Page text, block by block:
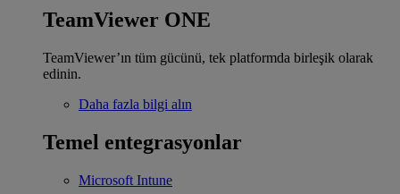
TeamViewer ONE
TeamViewer’ın tüm gücünü, tek platformda birleşik olarak
edinin.
Daha fazla bilgi alın
Temel entegrasyonlar
Microsoft Intune